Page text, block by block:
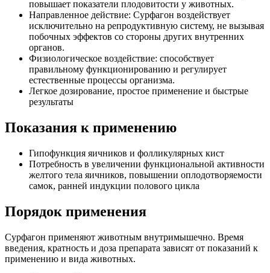
повышает показатели плодовитости у животных.
Направленное действие: Сурфагон воздействует
исключительно на репродуктивную систему, не вызывая
побочных эффектов со стороны других внутренних
органов.
Физиологическое воздействие: способствует
правильному функционированию и регулирует
естественные процессы организма.
Легкое дозирование, простое применение и быстрые
результаты
Показания к применению
Гипофункция яичников и фолликулярных кист
Потребность в увеличении функциональной активности
желтого тела яичников, повышении оплодотворяемости
самок, ранней индукции полового цикла
Порядок применения
Сурфагон применяют животным внутримышечно. Время
введения, кратность и доза препарата зависят от показаний к
применению и вида животных.